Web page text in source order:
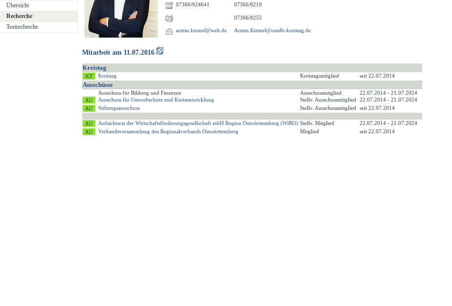
Übersicht
Recherche
Textrecherche
07366/924641 07366/8210
07366/8255
armin.kiemel@web.de Armin.Kiemel@ostalb-kreistag.de
Mitarbeit am 11.07.2016
Kreistag
Kreistag Kreistagsmitglied seit 22.07.2014
Ausschüsse
Ausschuss für Bildung und Finanzen Ausschussmitglied
22.07.2014 - 21.07.2024
Ausschuss für Umweltschutz und Kreisentwicklung
Stellv. Ausschussmitglied
22.07.2014 - 21.07.2024
Stiftungsausschuss
Stellv. Ausschussmitglied seit 22.07.2014
Aufsichtsrat der Wirtschaftsförderungsgesellschaft mbH Region Ostwürttemberg (WiRO) Stellv. Mitglied
22.07.2014 - 21.07.2024
Verbandsversammlung des Regionalverbands Ostwürttemberg
Mitglied seit 22.07.2014